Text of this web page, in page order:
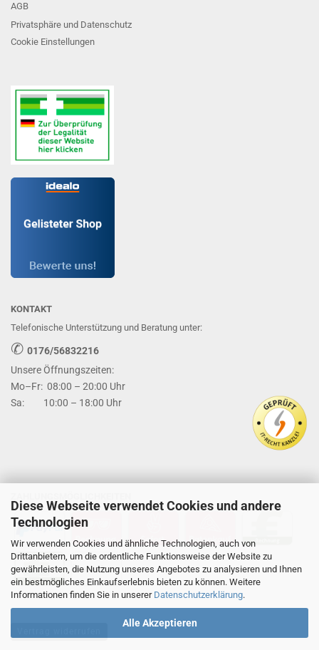
Diese Webseite verwendet Cookies und andere
Technologien
Wir verwenden Cookies und ähnliche Technologien, auch von
Drittanbietern, um die ordentliche Funktionsweise der Website zu
gewährleisten, die Nutzung unseres Angebotes zu analysieren und Ihnen
ein bestmögliches Einkaufserlebnis bieten zu können. Weitere
Informationen finden Sie in unserer Datenschutzerklärung.
Alle Akzeptieren
AGB
Privatsphäre und Datenschutz
Cookie Einstellungen
KONTAKT
Telefonische Unterstützung und Beratung unter:
✆ 0176/56832216
Unsere Öffnungszeiten:
Mo–Fr: 08:00 – 20:00 Uhr
Sa: 10:00 – 18:00 Uhr